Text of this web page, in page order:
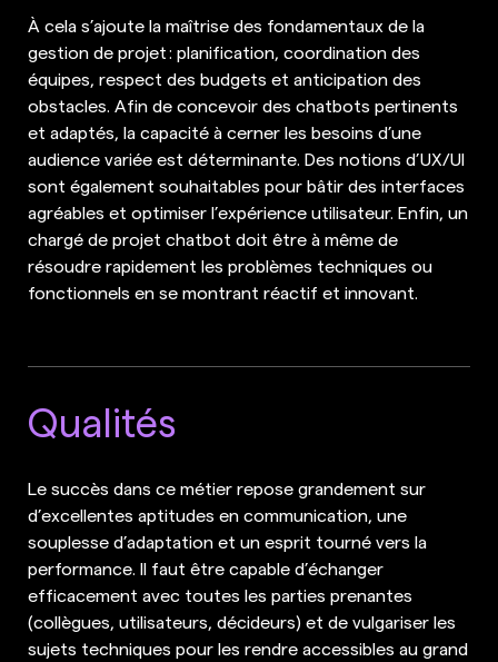
À cela s’ajoute la maîtrise des fondamentaux de la
gestion de projet : planification, coordination des
équipes, respect des budgets et anticipation des
obstacles. Afin de concevoir des chatbots pertinents
et adaptés, la capacité à cerner les besoins d’une
audience variée est déterminante. Des notions d’UX/UI
sont également souhaitables pour bâtir des interfaces
agréables et optimiser l’expérience utilisateur. Enfin, un
chargé de projet chatbot doit être à même de
résoudre rapidement les problèmes techniques ou
fonctionnels en se montrant réactif et innovant.
Qualités
Le succès dans ce métier repose grandement sur
d’excellentes aptitudes en communication, une
souplesse d’adaptation et un esprit tourné vers la
performance. Il faut être capable d’échanger
efficacement avec toutes les parties prenantes
(collègues, utilisateurs, décideurs) et de vulgariser les
sujets techniques pour les rendre accessibles au grand